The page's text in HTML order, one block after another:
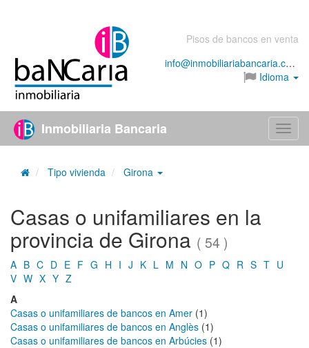
Pisos de bancos en venta
info@inmobiliariabancaria.com
Idioma
Menú
Inmobiliaria Bancaria
Tipo vivienda Girona
Casas o unifamiliares en la
provincia de Girona ( 54 )
A B C D E F G H I J K L M N O P Q R S T U
V W X Y Z
A
Casas o unifamiliares de bancos en Amer (1)
Casas o unifamiliares de bancos en Anglès (1)
Casas o unifamiliares de bancos en Arbúcies (1)